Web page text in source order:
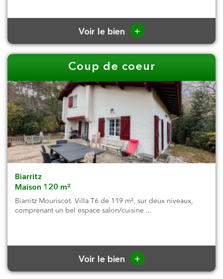
Voir le bien +
Coup de coeur
Biarritz
Maison 120 m²
Biarritz Mouriscot. Villa T6 de 119 m², sur deux niveaux,
comprenant un bel espace salon/cuisine ...
Voir le bien +